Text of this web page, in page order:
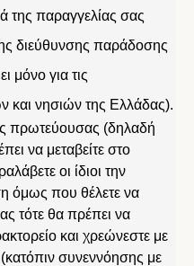
της παραγγελίας σας
διεύθυνσης παράδοσης
μόνο για τις
νησιών της Ελλάδας).
πρωτεύουσας (δηλαδή
να μεταβείτε στο
οι ίδιοι την
όμως που θέλετε να
τότε θα πρέπει να
και χρεώνεστε με
συνεννόησης με